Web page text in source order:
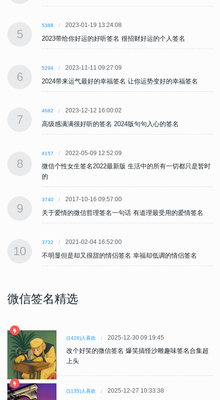
5
5388 2023-01-19 13:24:08
2023带给你好运的好听签名 很招财好运的个人签名
6
5294 2023-11-11 09:27:09
2024带来运气最好的幸福签名 让你运势变好的幸福签名
7
4682 2023-12-12 16:00:02
高级感满满很好听的签名 2024版句句入心的签名
8
4157 2022-05-09 12:52:09
微信个性女生签名2022最新版 生活中的所有一切都只是暂时
的
9
3740 2017-10-16 09:57:00
关于爱情的微信哲理签名一句话 有道理最受用的爱情签名
10
3732 2021-02-04 16:52:00
不明显但是却又很甜的情侣签名 幸福却低调的情侣签名
微信签名精选
(1426)人喜欢 2025-12-30 09:19:45
改个好笑的微信签名 爆笑搞怪沙雕趣味签名合集超
上头
(1135)人喜欢 2025-12-27 10:33:38